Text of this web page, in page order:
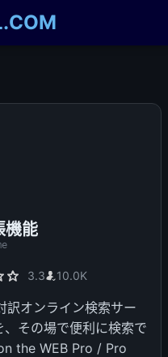
機能
3.3 10.0K
訳オンライン検索サー
その場で便利に検索で
the WEB Pro / Pro